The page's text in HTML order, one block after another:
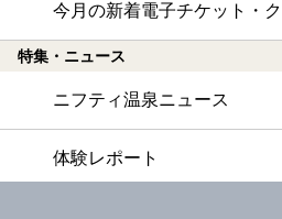
今月の新着電子チケット・
特集・ニュース
ニフティ温泉ニュース
体験レポート